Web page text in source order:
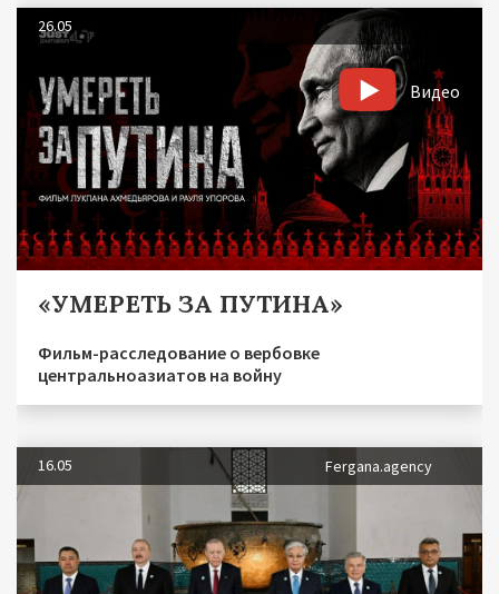
26.05
Видео
«УМЕРЕТЬ ЗА ПУТИНА»
Фильм-расследование о вербовке
центральноазиатов на войну
16.05 Fergana.agency